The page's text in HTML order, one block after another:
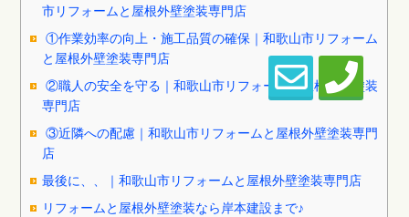
市リフォームと屋根外壁塗装専門店
①作業効率の向上・施工品質の確保｜和歌山市リフォーム
と屋根外壁塗装専門店
②職人の安全を守る｜和歌山市リフォームと屋根外壁塗装
専門店
③近隣への配慮｜和歌山市リフォームと屋根外壁塗装専門
店
最後に、、｜和歌山市リフォームと屋根外壁塗装専門店
リフォームと屋根外壁塗装なら岸本建設まで♪